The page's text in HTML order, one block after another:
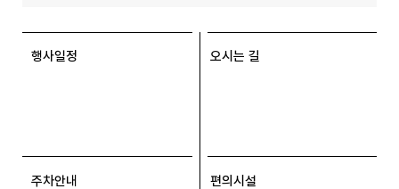
행사일정 오시는 길
주차안내 편의시설